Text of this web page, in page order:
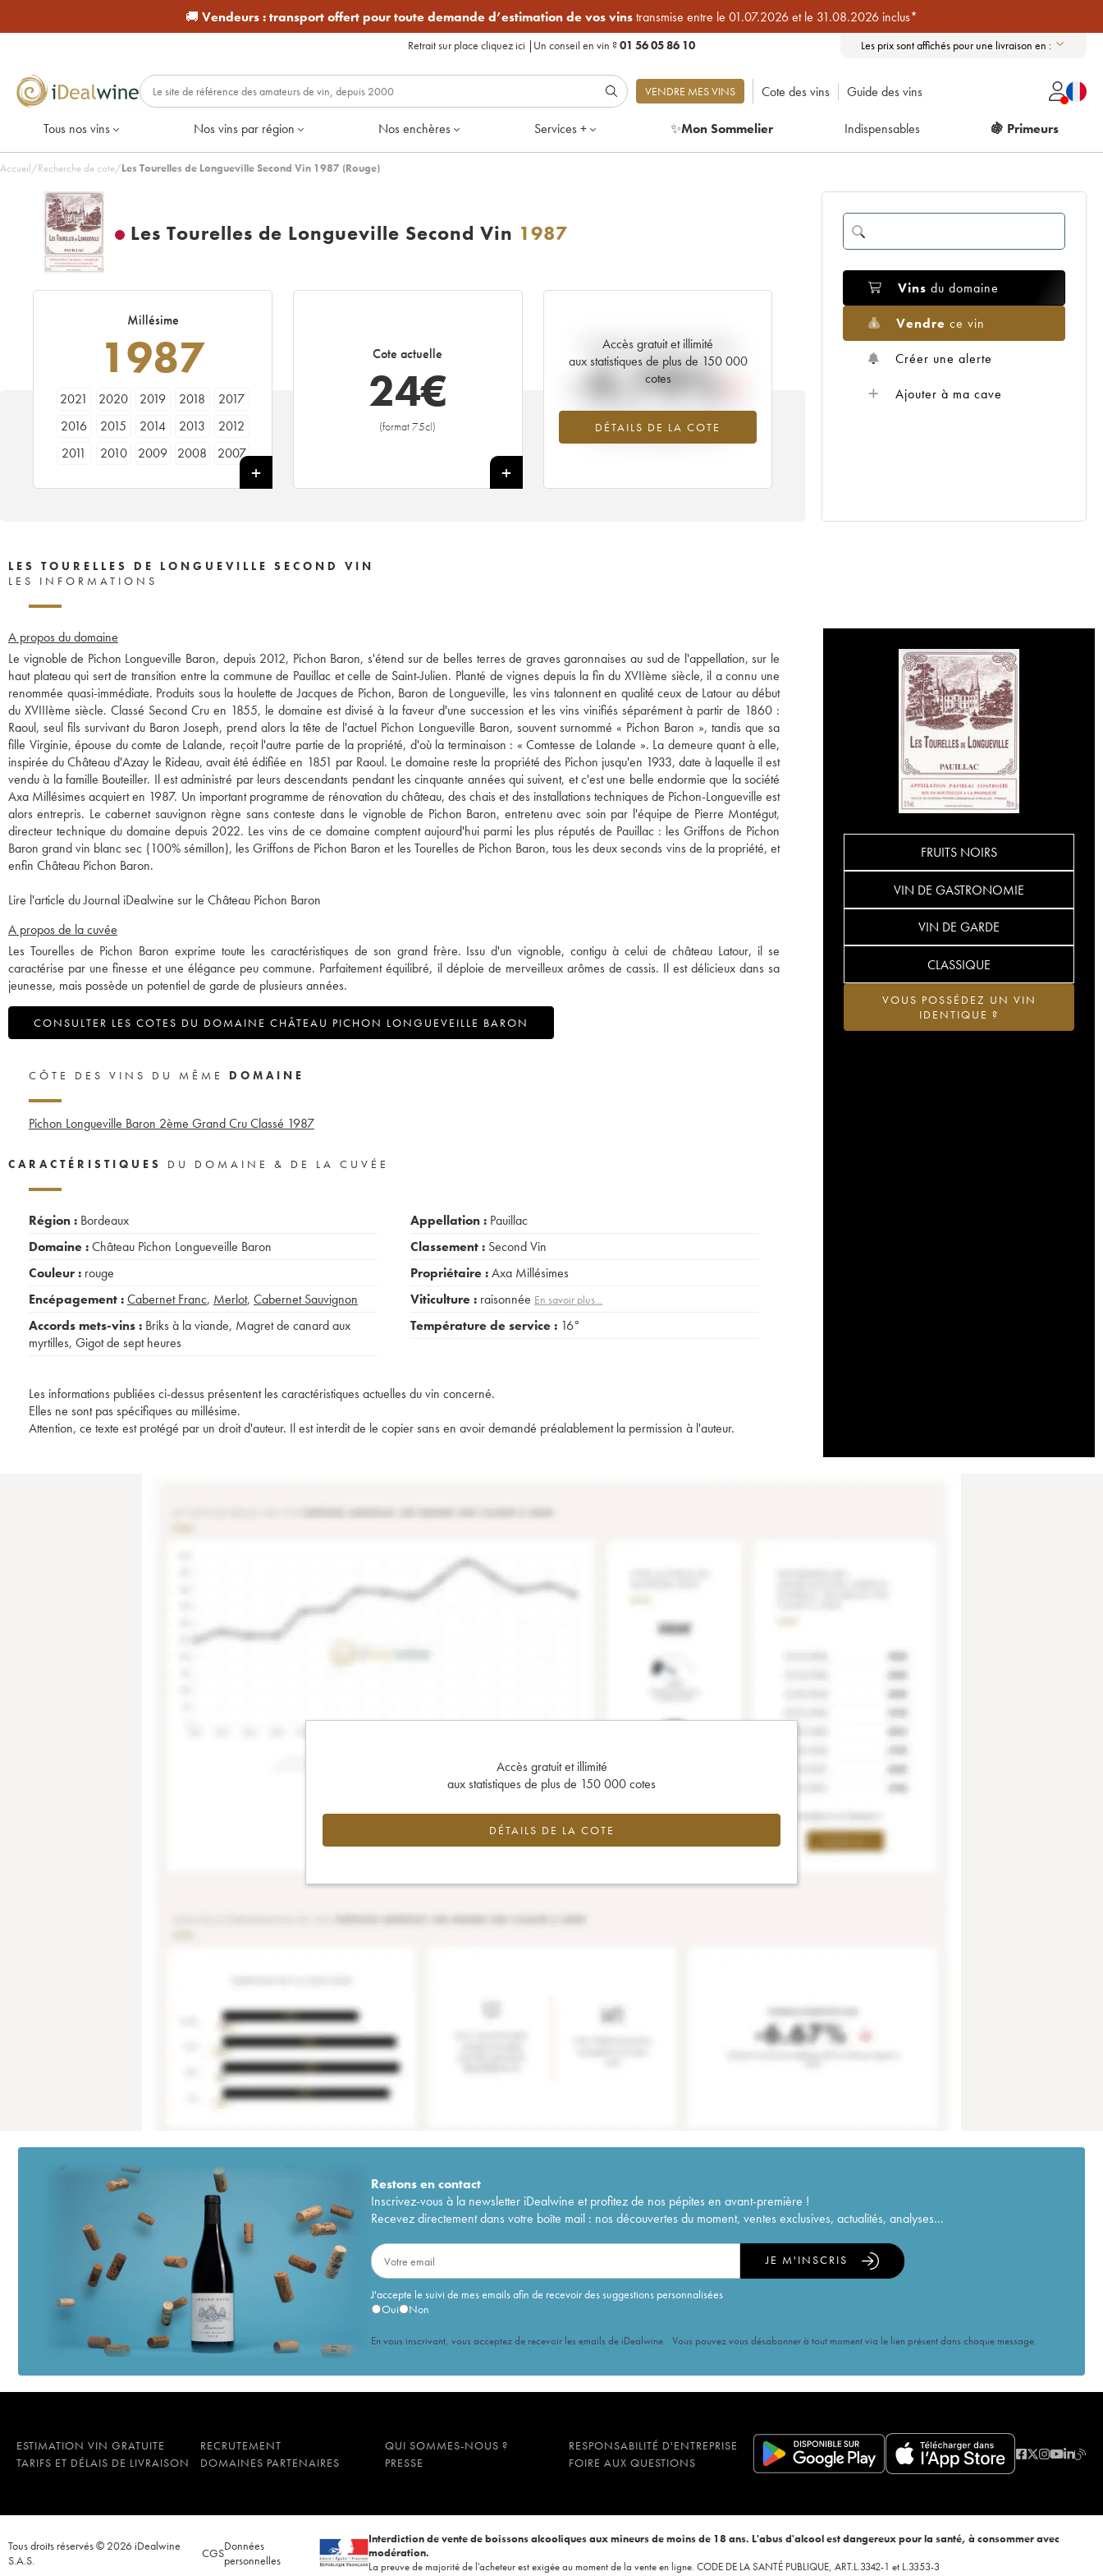
🚚 Vendeurs :transport offert pour toute demande d’estimation de vos vinstransmise entre le 01.07.2026 et le 31.08.2026 inclus*
Retrait sur place cliquez ici | Un conseil en vin ?01 56 05 86 10 Les prix sont affichés pour une livraison en :
VENDRE MES VINS Cote des vins Guide des vins
Tous nos vins Nos vins par région Nos enchères Services + ✨Mon Sommelier Indispensables 🍇 Primeurs
Accueil/Recherche de cote/Les Tourelles de Longueville Second Vin 1987 (Rouge)
Les Tourelles de Longueville Second Vin 1987
Millésime
1987
2021 2020 2019 2018
2017
2016
2015 2014 2013
2012
2011
2010 2009 2008
2007
1990
1989 1988 1987 1986
Cote actuelle
24€
(format 75cl)
+
Accès gratuit et illimité
aux statistiques de plus de 150 000
cotes
DÉTAILS DE LA COTE
Tendance actuelle de la cote
-4.79%
Tendance à la baisse du millésime 1987
en 2026 par rapport à 2025
Vins du domaine
Vendre ce vin
Créer une alerte
Ajouter à ma cave
LES TOURELLES DE LONGUEVILLE SECOND VIN
LES INFORMATIONS
A propos du domaine
Le vignoble de Pichon Longueville Baron, depuis 2012, Pichon Baron, s'étend sur de belles terres de graves garonnaises au sud de l'appellation, sur le
haut plateau qui sert de transition entre la commune de Pauillac et celle de Saint-Julien. Planté de vignes depuis la fin du XVIIème siècle, il a connu une
renommée quasi-immédiate. Produits sous la houlette de Jacques de Pichon, Baron de Longueville, les vins talonnent en qualité ceux de Latour au début
du XVIIIème siècle. Classé Second Cru en 1855, le domaine est divisé à la faveur d'une succession et les vins vinifiés séparément à partir de 1860 :
Raoul, seul fils survivant du Baron Joseph, prend alors la tête de l'actuel Pichon Longueville Baron, souvent surnommé « Pichon Baron », tandis que sa
fille Virginie, épouse du comte de Lalande, reçoit l'autre partie de la propriété, d'où la terminaison : « Comtesse de Lalande ». La demeure quant à elle,
inspirée du Château d'Azay le Rideau, avait été édifiée en 1851 par Raoul. Le domaine reste la propriété des Pichon jusqu'en 1933, date à laquelle il est
vendu à la famille Bouteiller. Il est administré par leurs descendants pendant les cinquante années qui suivent, et c'est une belle endormie que la société
Axa Millésimes acquiert en 1987. Un important programme de rénovation du château, des chais et des installations techniques de Pichon-Longueville est
alors entrepris. Le cabernet sauvignon règne sans conteste dans le vignoble de Pichon Baron, entretenu avec soin par l'équipe de Pierre Montégut,
directeur technique du domaine depuis 2022. Les vins de ce domaine comptent aujourd'hui parmi les plus réputés de Pauillac : les Griffons de Pichon
Baron grand vin blanc sec (100% sémillon), les Griffons de Pichon Baron et les Tourelles de Pichon Baron, tous les deux seconds vins de la propriété, et
enfin Château Pichon Baron.
Lire l'article du Journal iDealwine sur le Château Pichon Baron
A propos de la cuvée
Les Tourelles de Pichon Baron exprime toute les caractéristiques de son grand frère. Issu d'un vignoble, contigu à celui de château Latour, il se
caractérise par une finesse et une élégance peu commune. Parfaitement équilibré, il déploie de merveilleux arômes de cassis. Il est délicieux dans sa
jeunesse, mais possède un potentiel de garde de plusieurs années.
CONSULTER LES COTES DU DOMAINE CHÂTEAU PICHON LONGUEVEILLE BARON
FRUITS NOIRS
VIN DE GASTRONOMIE
VIN DE GARDE
CLASSIQUE
VOUS POSSÉDEZ UN VIN
IDENTIQUE ?
CÔTE DES VINS DU MÊME DOMAINE
Pichon Longueville Baron 2ème Grand Cru Classé 1987
CARACTÉRISTIQUES DU DOMAINE & DE LA CUVÉE
Région : Bordeaux
Domaine :Château Pichon Longueveille Baron
Couleur : rouge
Encépagement :Cabernet Franc, Merlot, Cabernet Sauvignon
Accords mets-vins : Briks à la viande, Magret de canard aux
myrtilles, Gigot de sept heures
Appellation : Pauillac
Classement : Second Vin
Propriétaire :Axa Millésimes
Viticulture : raisonnée En savoir plus...
Température de service : 16°
Les informations publiées ci-dessus présentent les caractéristiques actuelles du vin concerné.
Elles ne sont pas spécifiques au millésime.
Attention, ce texte est protégé par un droit d'auteur. Il est interdit de le copier sans en avoir demandé préalablement la permission à l'auteur.
Accès gratuit et illimité
aux statistiques de plus de 150 000 cotes
DÉTAILS DE LA COTE
Restons encontact
Inscrivez-vous à la newsletter iDealwine et profitez de nos pépites en avant-première !
Recevez directement dans votre boîte mail : nos découvertes du moment, ventes exclusives, actualités, analyses...
J'accepte le suivi de mes emails afin de recevoir des suggestions personnalisées
Oui
Non
JE M'INSCRIS
En vous inscrivant, vous acceptez de recevoir les emails de iDealwine. Vous pouvez vous désabonner à tout moment via le lien présent dans chaque message.
ESTIMATION VIN GRATUITE RECRUTEMENT QUI SOMMES-NOUS ?
RESPONSABILITÉ D'ENTREPRISE
TARIFS ET DÉLAIS DE LIVRAISON
DOMAINES PARTENAIRES PRESSE FOIRE AUX QUESTIONS
Tous droits réservés © 2026 iDealwine
S.A.S.
CGSDonnées
personnelles
Interdiction de vente de boissons alcooliques aux mineurs de moins de 18 ans. L'abus d'alcool est dangereux pour la santé, à consommer avec
modération.
La preuve de majorité de l'acheteur est exigée au moment de la vente en ligne. CODE DE LA SANTÉ PUBLIQUE, ART.L.3342-1 et L.3353-3